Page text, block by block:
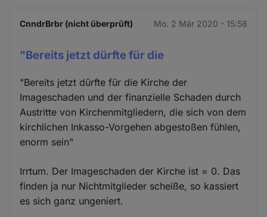
CnndrBrbr (nicht überprüft) Mo. 2 Mär 2020 - 15:58
"Bereits jetzt dürfte für die
"Bereits jetzt dürfte für die Kirche der
Imageschaden und der finanzielle Schaden durch
Austritte von Kirchenmitgliedern, die sich von dem
kirchlichen Inkasso-Vorgehen abgestoßen fühlen,
enorm sein"
Irrtum. Der Imageschaden der Kirche ist = 0. Das
finden ja nur Nichtmitglieder scheiße, so kassiert
es sich ganz ungeniert.